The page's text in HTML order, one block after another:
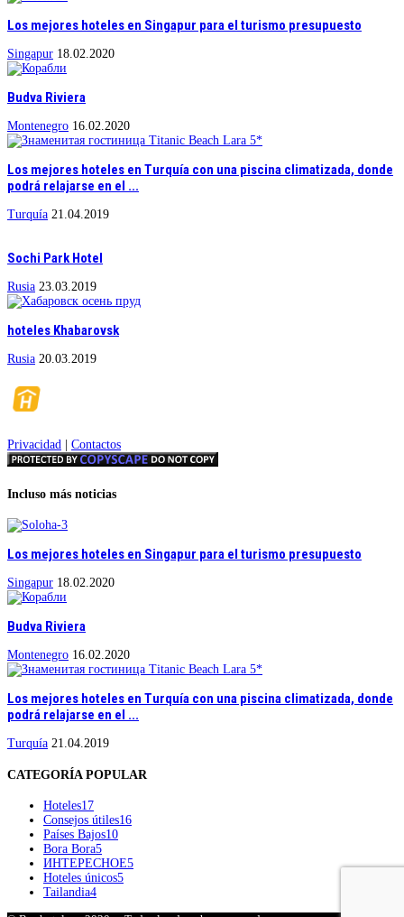
Los mejores hoteles en Singapur para el turismo presupuesto
Singapur 18.02.2020
Budva Riviera
Montenegro 16.02.2020
Los mejores hoteles en Turquía con una piscina climatizada, donde
podrá relajarse en el ...
Turquía 21.04.2019
Sochi Park Hotel
Rusia 23.03.2019
hoteles Khabarovsk
Rusia 20.03.2019
Privacidad Contactos
Incluso más noticias
Los mejores hoteles en Singapur para el turismo presupuesto
Singapur 18.02.2020
Budva Riviera
Montenegro 16.02.2020
Los mejores hoteles en Turquía con una piscina climatizada, donde
podrá relajarse en el ...
Turquía 21.04.2019
CATEGORÍA POPULAR
Hoteles17
Consejos útiles16
Países Bajos10
Bora Bora5
ИНТЕРЕСНОЕ5
Hoteles únicos5
Tailandia4